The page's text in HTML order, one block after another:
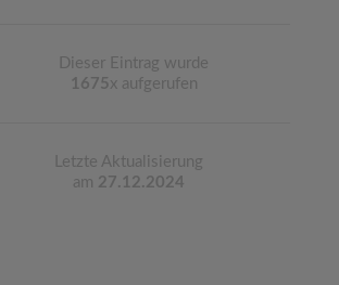
Dieser Eintrag wurde
1675 x aufgerufen
Letzte Aktualisierung
am 27.12.2024